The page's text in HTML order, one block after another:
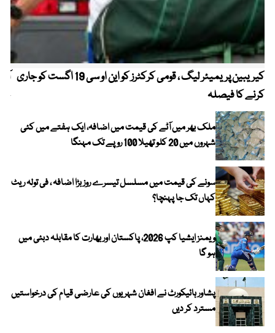
کیریبین پریمیئر لیگ ، قومی کرکٹرز کو این او سی 19 اگست کو جاری
کرنے کا فیصلہ
ملک بھر میں آٹے کی قیمت میں اضافہ، ایک ہفتے میں کئی
شہروں میں 20 کلو تھیلا 100 روپے تک مہنگا
سونے کی قیمت میں مسلسل تیسرے روز بڑا اضافہ ، فی تولہ ریٹ
کہاں تک جا پہنچا؟
ویمنز ایشیا کپ 2026، پاکستان اور بھارت کا مقابلہ دبئی میں
ہو گا
پشاور ہائیکورٹ نے افغان شہریوں کی عارضی قیام کی درخواستیں
مسترد کر دیں